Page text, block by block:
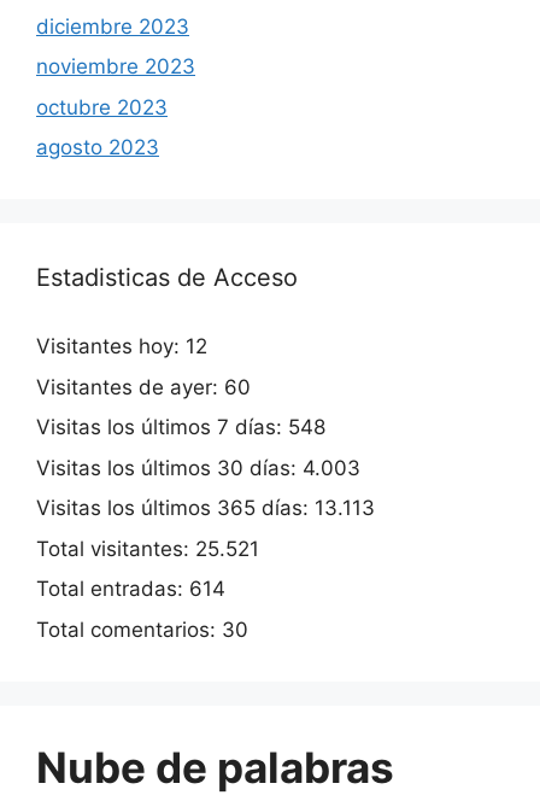
diciembre 2023
noviembre 2023
octubre 2023
agosto 2023
Estadisticas de Acceso
Visitantes hoy: 12
Visitantes de ayer: 60
Visitas los últimos 7 días: 548
Visitas los últimos 30 días: 4.003
Visitas los últimos 365 días: 13.113
Total visitantes: 25.521
Total entradas: 614
Total comentarios: 30
Nube de palabras